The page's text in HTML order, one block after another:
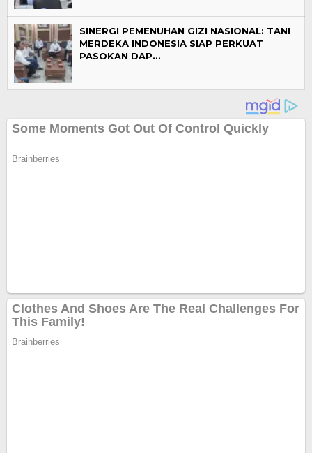
SINERGI PEMENUHAN GIZI NASIONAL: TANI
MERDEKA INDONESIA SIAP PERKUAT
PASOKAN DAP…